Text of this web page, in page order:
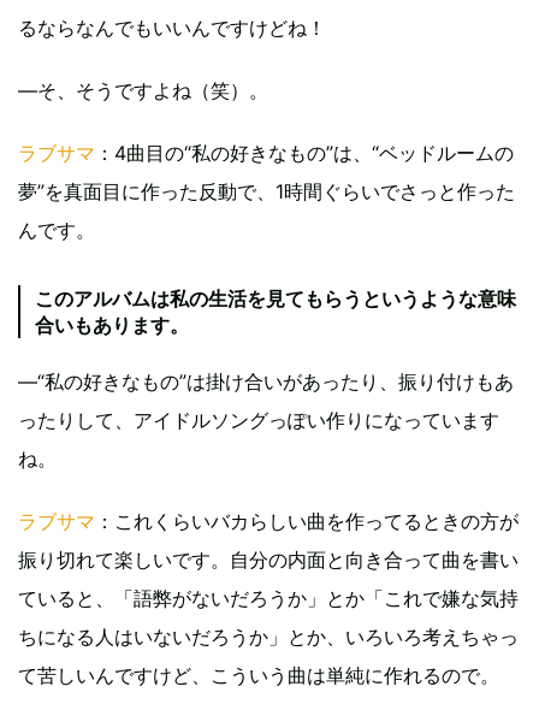
るならなんでもいいんですけどね！
―そ、そうですよね（笑）。
ラブサマ ：4曲目の“私の好きなもの”は、“ベッドルームの
夢”を真面目に作った反動で、1時間ぐらいでさっと作った
んです。
このアルバムは私の生活を見てもらうというような意味
合いもあります。
―“私の好きなもの”は掛け合いがあったり、振り付けもあ
ったりして、アイドルソングっぽい作りになっています
ね。
ラブサマ ：これくらいバカらしい曲を作ってるときの方が
振り切れて楽しいです。自分の内面と向き合って曲を書い
ていると、「語弊がないだろうか」とか「これで嫌な気持
ちになる人はいないだろうか」とか、いろいろ考えちゃっ
て苦しいんですけど、こういう曲は単純に作れるので。